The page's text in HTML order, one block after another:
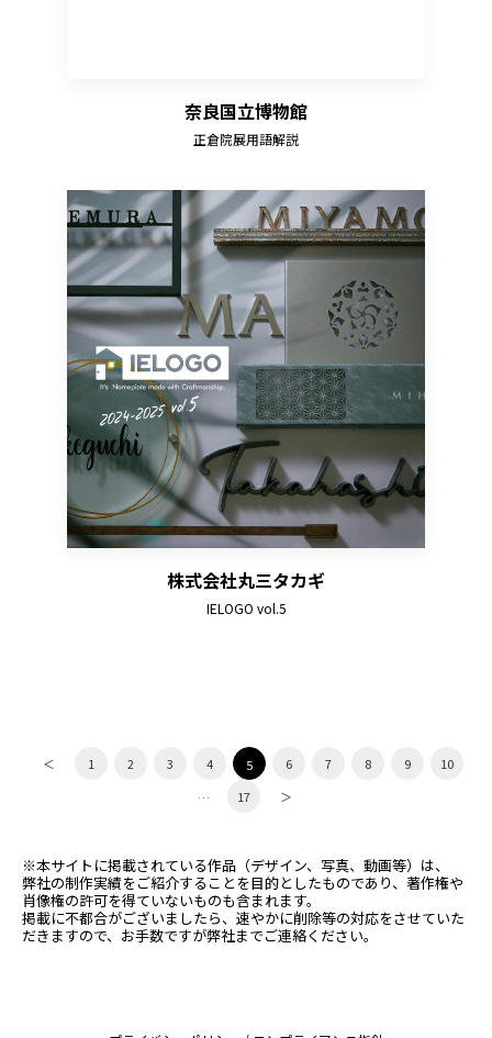
奈良国立博物館
正倉院展用語解説
株式会社丸三タカギ
IELOGO vol.5
＜ 1 2 3 4 5 6 7 8 9
10
…
17 ＞
※本サイトに掲載されている作品（デザイン、写真、動画等）は、
弊社の制作実績をご紹介することを目的としたものであり、著作権や
肖像権の許可を得ていないものも含まれます。
掲載に不都合がございましたら、速やかに削除等の対応をさせていた
だきますので、お手数ですが弊社までご連絡ください。